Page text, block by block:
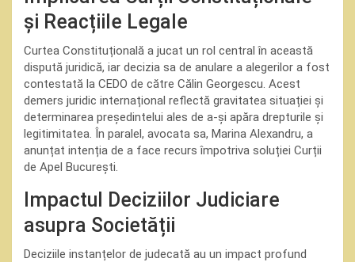
și Reacțiile Legale
Curtea Constituțională a jucat un rol central în această
dispută juridică, iar decizia sa de anulare a alegerilor a fost
contestată la CEDO de către Călin Georgescu. Acest
demers juridic internațional reflectă gravitatea situației și
determinarea președintelui ales de a-și apăra drepturile și
legitimitatea. În paralel, avocata sa, Marina Alexandru, a
anunțat intenția de a face recurs împotriva soluției Curții
de Apel București.
Impactul Deciziilor Judiciare
asupra Societății
Deciziile instanțelor de judecată au un impact profund